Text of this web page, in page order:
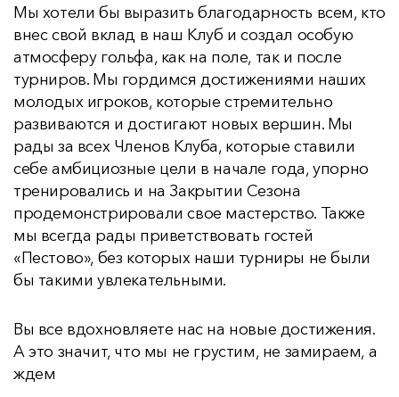
Мы хотели бы выразить благодарность всем, кто
внес свой вклад в наш Клуб и создал особую
атмосферу гольфа, как на поле, так и после
турниров. Мы гордимся достижениями наших
молодых игроков, которые стремительно
развиваются и достигают новых вершин. Мы
рады за всех Членов Клуба, которые ставили
себе амбициозные цели в начале года, упорно
тренировались и на Закрытии Сезона
продемонстрировали свое мастерство. Также
мы всегда рады приветствовать гостей
«Пестово», без которых наши турниры не были
бы такими увлекательными.
Вы все вдохновляете нас на новые достижения.
А это значит, что мы не грустим, не замираем, а
ждем